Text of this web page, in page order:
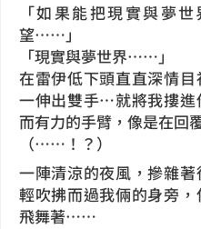
「如果能把現實與夢
望……」
「現實與夢世界……」
在雷伊低下頭直直深情
一伸出雙手…就將我摟進
而有力的手臂，像是在回
（……！？）
一陣清涼的夜風，摻雜
輕吹拂而過我倆的身旁
飛舞著……